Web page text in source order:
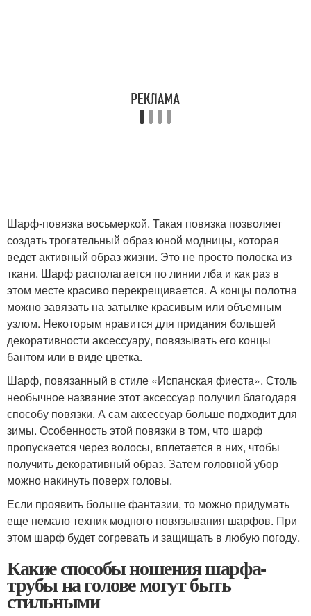
Шарф-повязка восьмеркой. Такая повязка позволяет
создать трогательный образ юной модницы, которая
ведет активный образ жизни. Это не просто полоска из
ткани. Шарф располагается по линии лба и как раз в
этом месте красиво перекрещивается. А концы полотна
можно завязать на затылке красивым или объемным
узлом. Некоторым нравится для придания большей
декоративности аксессуару, повязывать его концы
бантом или в виде цветка.
Шарф, повязанный в стиле «Испанская фиеста». Столь
необычное название этот аксессуар получил благодаря
способу повязки. А сам аксессуар больше подходит для
зимы. Особенность этой повязки в том, что шарф
пропускается через волосы, вплетается в них, чтобы
получить декоративный образ. Затем головной убор
можно накинуть поверх головы.
Если проявить больше фантазии, то можно придумать
еще немало техник модного повязывания шарфов. При
этом шарф будет согревать и защищать в любую погоду.
Какие способы ношения шарфа-
трубы на голове могут быть
стильными